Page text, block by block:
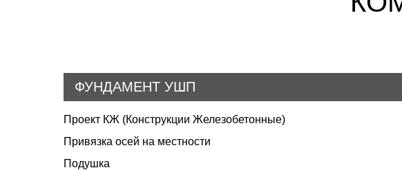
ФУНДАМЕНТ УШП
Проект КЖ (Конструкции Железобетонные)
Привязка осей на местности
Подушка